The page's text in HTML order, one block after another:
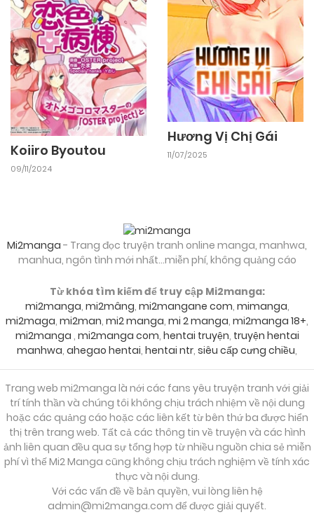
Koiiro Byoutou
09/11/2024
Hương Vị Chị Gái
11/07/2025
Mi2manga - Trang đọc truyện tranh online manga, manhwa,
manhua, ngôn tình mới nhất...miễn phí, không quảng cáo
Từ khóa tìm kiếm để truy cập Mi2manga:
mi2manga, mi2mâng, mi2mangane com, mimanga,
mi2maga, mi2man, mi2 manga, mi 2 manga, mi2manga 18+,
mi2manga , mi2manga com, hentai truyện, truyện hentai
manhwa, ahegao hentai, hentai ntr, siêu cấp cưng chiều,
Trang web mi2manga là nới các fans yêu truyện tranh với giải
trí tính thần và chúng tôi không chịu trách nhiệm về nội dung
hoặc các quảng cáo hoặc các liên kết từ bên thứ ba được hiển
thị trên trang web. Tất cả các thông tin về truyện và các hình
ảnh liên quan đều qua sự tổng hợp từ nhiều nguồn chia sẻ miễn
phí vì thế Mi2 Manga cũng không chịu trách nghiệm về tính xác
thực và nội dung.
Với các vấn đề về bản quyền, vui lòng liên hệ
admin@mi2manga.com để được giải quyết.